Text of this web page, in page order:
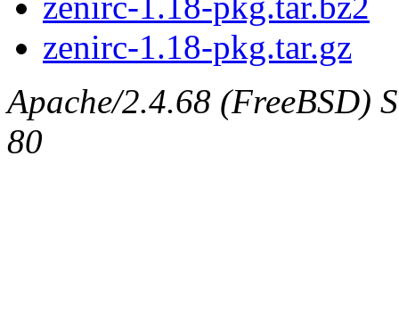
zenirc-1.18-pkg.tar.gz
Apache/2.4.68 (FreeBSD)
80